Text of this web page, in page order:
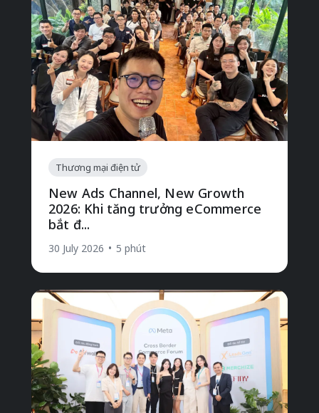
Thương mại điện tử
New Ads Channel, New Growth
2026: Khi tăng trưởng eCommerce
bắt đ...
30 July 2026 • 5 phút